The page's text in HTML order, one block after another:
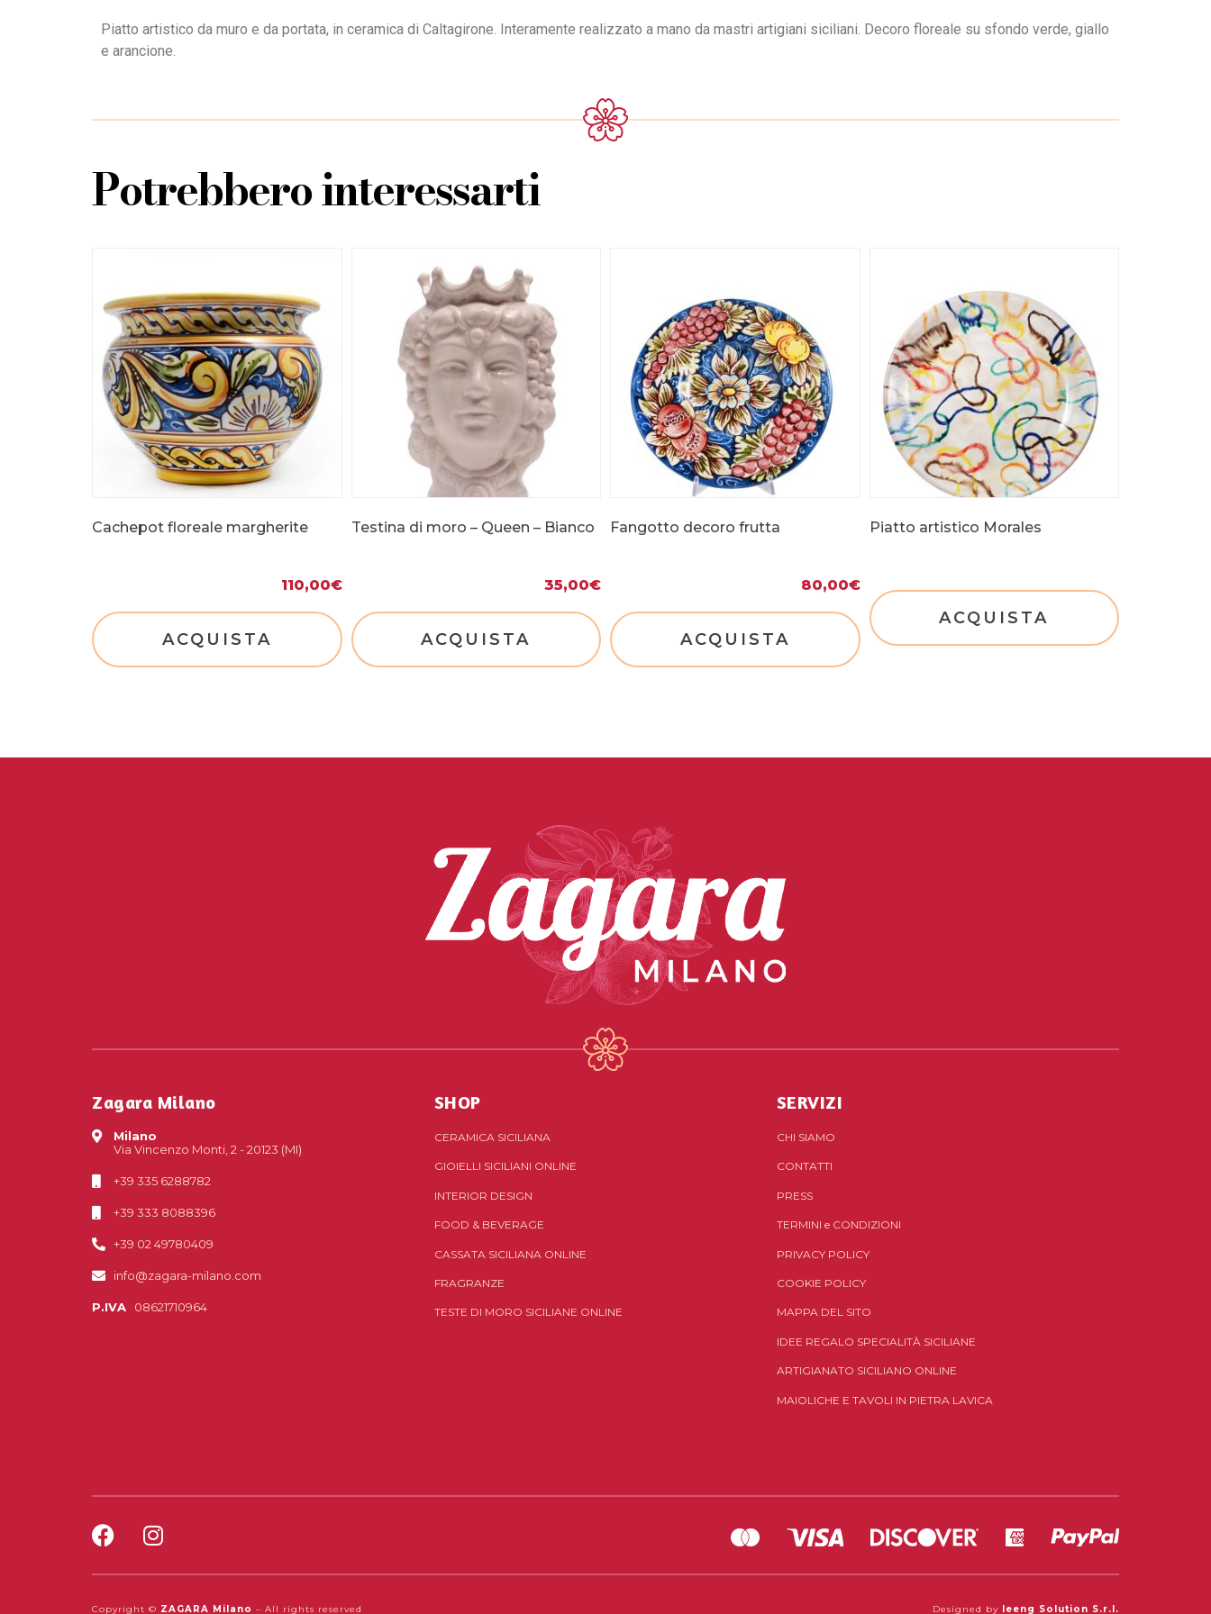
Piatto artistico da muro e da portata, in ceramica di Caltagirone. Interamente realizzato a mano da mastri artigiani siciliani. Decoro floreale su sfondo verde, giallo
e arancione.
Potrebbero interessarti
Cachepot floreale margherite
110,00€
ACQUISTA
Testina di moro – Queen – Bianco
35,00€
ACQUISTA
Fangotto decoro frutta
80,00€
ACQUISTA
Piatto artistico Morales
ACQUISTA
Zagara Milano
Milano
Via Vincenzo Monti, 2 - 20123 (MI)
+39 335 6288782
+39 333 8088396
+39 02 49780409
info@zagara-milano.com
P.IVA 08621710964
SHOP
CERAMICA SICILIANA
GIOIELLI SICILIANI ONLINE
INTERIOR DESIGN
FOOD & BEVERAGE
CASSATA SICILIANA ONLINE
FRAGRANZE
TESTE DI MORO SICILIANE ONLINE
SERVIZI
CHI SIAMO
CONTATTI
PRESS
TERMINI eCONDIZIONI
PRIVACY POLICY
COOKIE POLICY
MAPPA DEL SITO
IDEE REGALO SPECIALITÀ SICILIANE
ARTIGIANATO SICILIANO ONLINE
MAIOLICHE E TAVOLI IN PIETRA LAVICA
Copyright © ZAGARA Milano – All rights reserved Designed by Ieeng Solution S.r.l.